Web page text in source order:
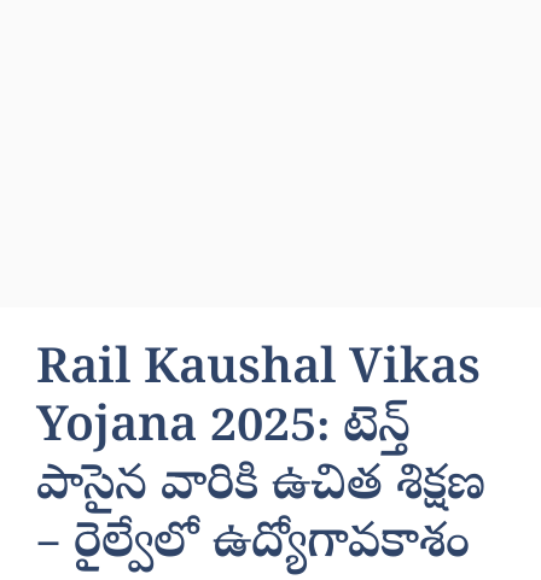
Rail Kaushal Vikas
Yojana 2025: టెన్త్
పాసైన వారికి ఉచిత శిక్షణ
– రైల్వేలో ఉద్యోగావకాశం